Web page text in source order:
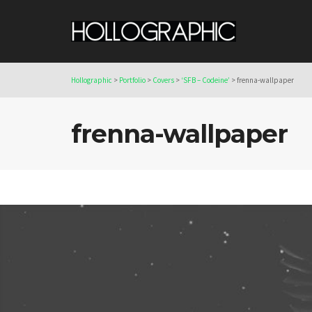
Hollographic > Portfolio > Covers > ‘SFB – Codeine’ >frenna-wallpaper
frenna-wallpaper